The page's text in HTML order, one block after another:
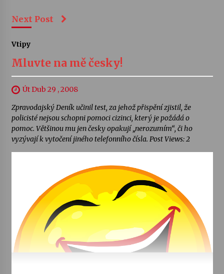
Next Post
Vtipy
Mluvte na mě česky!
Út Dub 29 , 2008
Zpravodajský Deník učinil test, za jehož přispění zjistil, že
policisté nejsou schopni pomoci cizinci, který je požádá o
pomoc. Většinou mu jen česky opakují „nerozumím“, či ho
vyzývají k vytočení jiného telefonního čísla. Post Views: 2